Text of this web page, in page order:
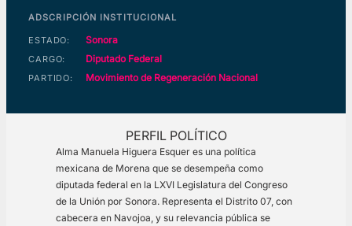
ADSCRIPCIÓN INSTITUCIONAL
ESTADO: Sonora
CARGO: Diputado Federal
PARTIDO: Movimiento de Regeneración Nacional
PERFIL POLÍTICO
Alma Manuela Higuera Esquer es una política
mexicana de Morena que se desempeña como
diputada federal en la LXVI Legislatura del Congreso
de la Unión por Sonora. Representa el Distrito 07, con
cabecera en Navojoa, y su relevancia pública se